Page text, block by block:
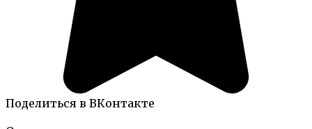
Поделиться в ВКонтакте